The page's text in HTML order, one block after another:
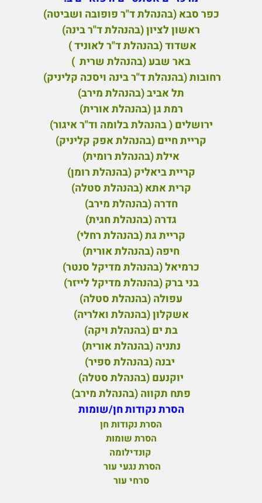
כפר סבא (בהנהלת ד"ר פופובה ושביטה)
ראשון לציון (בהנהלת ד"ר בינה)
אשדוד (בהנהלת ד"ר לאוניד )
באר שבע (בהנהלת שרית )
רחובות (בהנהלת ד"ר בינה ויסכה קליניק)
תל אביב (בהנהלת מירב)
רמת גן (בהנהלת אורית)
ירושלים ( בהנהלת בלומה וד"ר איגור)
קריית חיים (בהנהלת אפק קליניק)
אילת (בהנהלת רומית)
קריית ביאליק (בהנהלת רומן)
קרית אתא (בהנהלת סטלה)
חדרה (בהנהלת מירב)
גדרה (בהנהלת חגית)
קריית גת (בהנהלת רחלי)
חיפה (בהנהלת אורית)
כרמיאל (בהנהלת מדיקל סנטר)
בני ברק (בהנהלת מדיקל לייזר)
עפולה (בהנהלת סטלה)
אשקלון (בהנהלת ואלריה)
בת ים (בהנהלת ויקה)
נתניה (בהנהלת אורית)
יבנה (בהנהלת ספיר)
יוקנעם (בהנהלת סטלה)
פתח תקווה (בהנהלת מירב)
הסרת נקודות חן/שומות
הסרת נקודות חן
הסרת שומות
קונדילומה
הסרת נגעי עור
סרחי עור